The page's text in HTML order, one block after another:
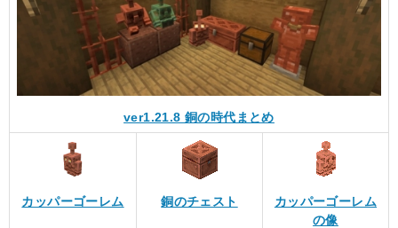
ver1.21.8 銅の時代まとめ
カッパーゴーレム 銅のチェスト
カッパーゴーレム
の像